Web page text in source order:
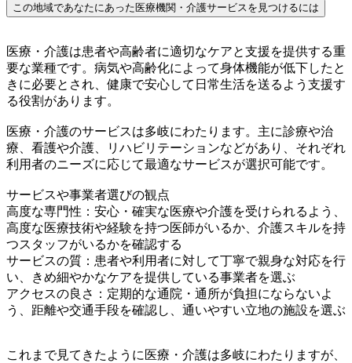
この地域であなたにあった医療機関・介護サービスを見つけるには
医療・介護は患者や高齢者に適切なケアと支援を提供する重
要な業種です。病気や高齢化によって身体機能が低下したと
きに必要とされ、健康で安心して日常生活を送るよう支援す
る役割があります。
医療・介護のサービスは多岐にわたります。主に診療や治
療、看護や介護、リハビリテーションなどがあり、それぞれ
利用者のニーズに応じて最適なサービスが選択可能です。
サービスや事業者選びの観点
高度な専門性：安心・確実な医療や介護を受けられるよう、
高度な医療技術や経験を持つ医師がいるか、介護スキルを持
つスタッフがいるかを確認する
サービスの質：患者や利用者に対して丁寧で親身な対応を行
い、きめ細やかなケアを提供している事業者を選ぶ
アクセスの良さ：定期的な通院・通所が負担にならないよ
う、距離や交通手段を確認し、通いやすい立地の施設を選ぶ
これまで見てきたように医療・介護は多岐にわたりますが、